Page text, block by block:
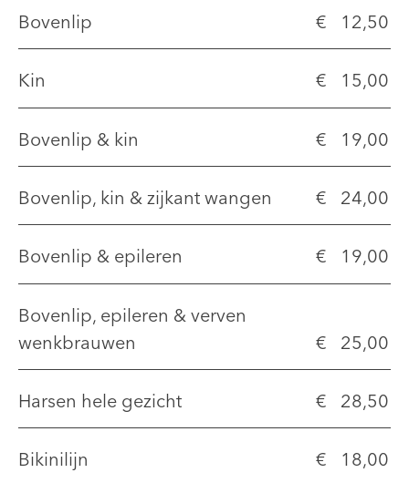
Bovenlip € 12,50
Kin € 15,00
Bovenlip & kin € 19,00
Bovenlip, kin & zijkant wangen € 24,00
Bovenlip & epileren € 19,00
Bovenlip, epileren & verven
wenkbrauwen
€ 25,00
Harsen hele gezicht € 28,50
Bikinilijn € 18,00